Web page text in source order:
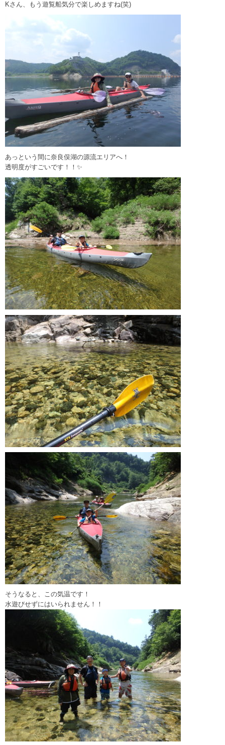
Kさん、もう遊覧船気分で楽しめますね(笑)
あっという間に奈良俣湖の源流エリアへ！
透明度がすごいです！！✨
そうなると、この気温です！
水遊びせずにはいられません！！